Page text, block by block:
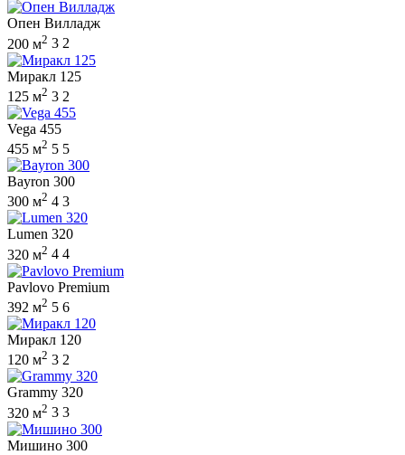
Опен Вилладж
200 м2 3 2
Миракл 125
125 м2 3 2
Vega 455
455 м2 5 5
Bayron 300
300 м2 4 3
Lumen 320
320 м2 4 4
Pavlovo Premium
392 м2 5 6
Миракл 120
120 м2 3 2
Grammy 320
320 м2 3 3
Мишино 300